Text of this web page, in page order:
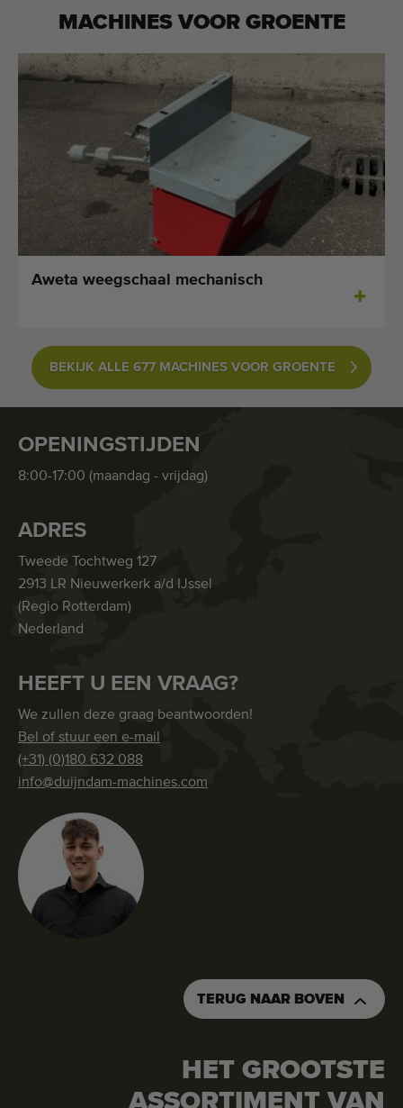
MACHINES VOOR GROENTE
Aweta weegschaal mechanisch
BEKIJK ALLE 677 MACHINES VOOR GROENTE
OPENINGSTIJDEN
8:00-17:00 (maandag - vrijdag)
ADRES
Tweede Tochtweg 127
2913 LR Nieuwerkerk a/d IJssel
(Regio Rotterdam)
Nederland
HEEFT U EEN VRAAG?
We zullen deze graag beantwoorden!
Bel of stuur een e-mail
(+31) (0)180 632 088
info@duijndam-machines.com
TERUG NAAR BOVEN
HET GROOTSTE
ASSORTIMENT VAN